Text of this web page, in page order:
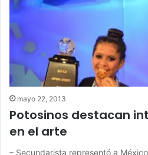
mayo 22, 2013
Potosinos destacan
en el arte
– Secundarista representó a